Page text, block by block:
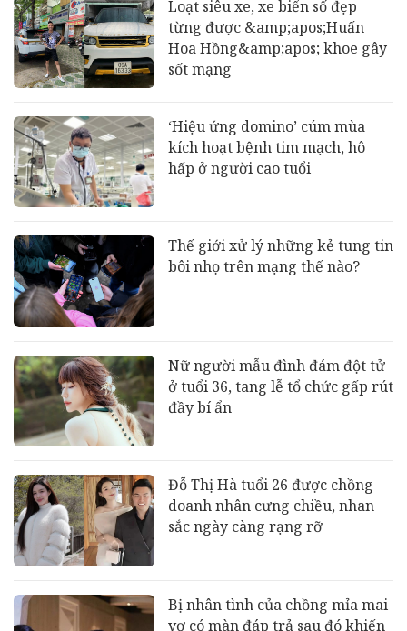
Loạt siêu xe, xe biển số đẹp
từng được &amp;apos;Huấn
Hoa Hồng&amp;apos; khoe gây
sốt mạng
‘Hiệu ứng domino’ cúm mùa
kích hoạt bệnh tim mạch, hô
hấp ở người cao tuổi
Thế giới xử lý những kẻ tung tin
bôi nhọ trên mạng thế nào?
Nữ người mẫu đình đám đột tử
ở tuổi 36, tang lễ tổ chức gấp rút
đầy bí ẩn
Đỗ Thị Hà tuổi 26 được chồng
doanh nhân cưng chiều, nhan
sắc ngày càng rạng rỡ
Bị nhân tình của chồng mỉa mai
vợ có màn đáp trả sau đó khiến